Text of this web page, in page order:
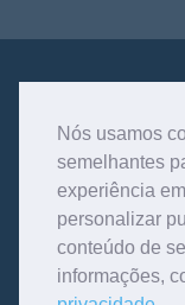
Nós usamos
semelhantes
experiência
personalizar
conteúdo de
informações,